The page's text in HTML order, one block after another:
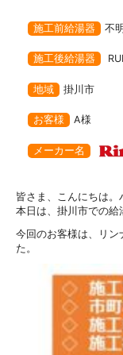
施工前給湯器 不
施工後給湯器
地域 掛川市
お客様 A様
メーカー名
皆さま、こんにちは。
本日は、掛川市での給
今回のお客様は、リ
た。